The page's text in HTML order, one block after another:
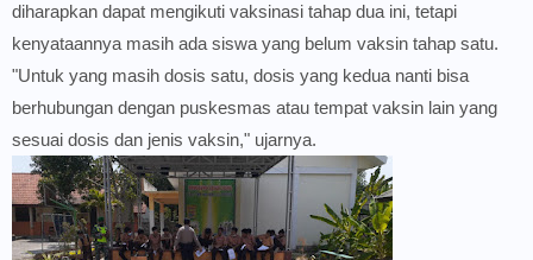
diharapkan dapat mengikuti vaksinasi tahap dua ini, tetapi
kenyataannya masih ada siswa yang belum vaksin tahap satu.
"Untuk yang masih dosis satu, dosis yang kedua nanti bisa
berhubungan dengan puskesmas atau tempat vaksin lain yang
sesuai dosis dan jenis vaksin," ujarnya.